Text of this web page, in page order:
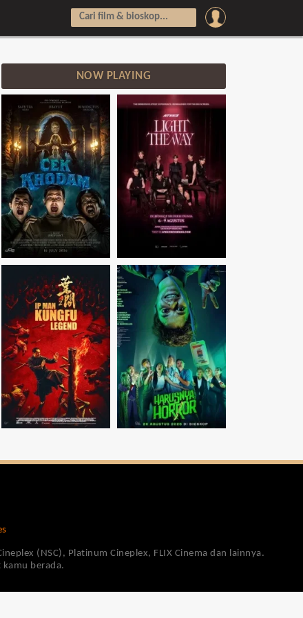
NOW PLAYING
(NSC), Platinum Cineplex, FLIX Cinema dan lainnya.
berada.